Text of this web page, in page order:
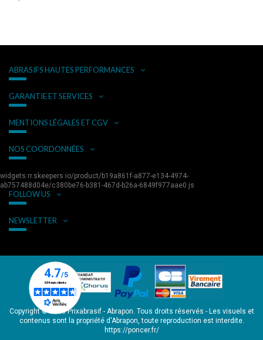
ABRASIFS HAUTES PERFORMANCES
GARANTIE ET SERVICES
MENTIONS LÉGALES ET CGV
NOS COORDONNÉES
widgets.rr.skeepers.io/product/b19a861f-a877-e134-4974-
ab757488d04e/c380be76-b381-467d-b26a-6849f977aae0.js
FOLLOW US
NEWSLETTER
Copyright © 2026 Prixabrasif - Abrapon. Tous droits réservés - Les visuels et
contenus sont la propriété d'Abrapon, toute reproduction est interdite.
https://poncer.fr/